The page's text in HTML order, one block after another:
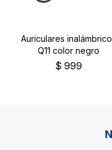
Auriculares
Q11 color negro
$ 999